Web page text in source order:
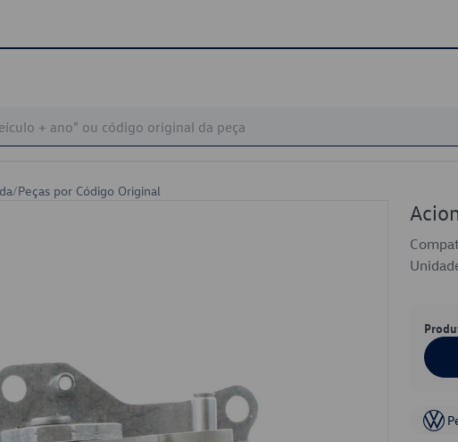
/Peças por Código Original